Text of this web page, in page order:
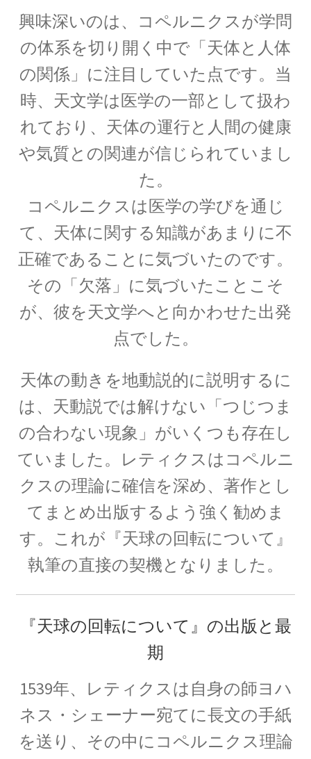
S・ナート・ボース
【インド独自の理解体系で学びボーズ粒子を定
式化】
W・C・レントゲン
【第一回のノーベル賞受賞者・電子の蛍光現象
を実用化】
W・C・ヴィーン
【黒体放射の研究やウィーンの法則
をもたらした物性研究の先駆者】
W・E・パウリ
【微細定数 1/137.036…｜新たな概念として排他
律とパリティーを発見】
【トピック‐初稿2020年度11月】
量子計算機実用化の波_活用事例
お問い合わせ等もろもろ_他
【書評・トピックの情報も残しま
す】
お雇い外人のトマス・メンデンホール
【明治時代の創設期に東京大学で若者を育てま
興味深いのは、コペルニクスが学問
の体系を切り開く中で「天体と人体
の関係」に注目していた点です。当
時、天文学は医学の一部として扱わ
れており、天体の運行と人間の健康
や気質との関連が信じられていまし
た。
コペルニクスは医学の学びを通じ
て、天体に関する知識があまりに不
正確であることに気づいたのです。
その「欠落」に気づいたことこそ
が、彼を天文学へと向かわせた出発
点でした。
天体の動きを地動説的に説明するに
は、天動説では解けない「つじつま
の合わない現象」がいくつも存在し
ていました。レティクスはコペルニ
クスの理論に確信を深め、著作とし
てまとめ出版するよう強く勧めま
す。これが『天球の回転について』
執筆の直接の契機となりました。
『天球の回転について』の出版と最
期
1539年、レティクスは自身の師ヨハ
ネス・シェーナー宛てに長文の手紙
を送り、その中にコペルニクス理論